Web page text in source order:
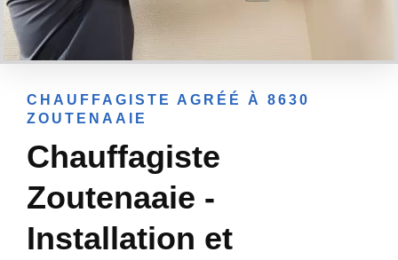
CHAUFFAGISTE AGRÉÉ À 8630
ZOUTENAAIE
Chauffagiste
Zoutenaaie -
Installation et